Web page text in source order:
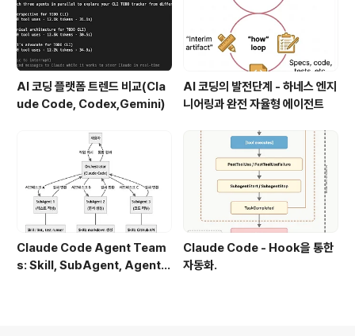
AI 코딩 플랫폼 트렌드 비교(Cla
ude Code, Codex,Gemini)
AI 코딩의 발전단계 - 하네스 엔지
니어링과 완전 자율형 에이전트
Claude Code Agent Team
s: Skill, SubAgent, Agent T
Claude Code - Hook을 통한
자동화.